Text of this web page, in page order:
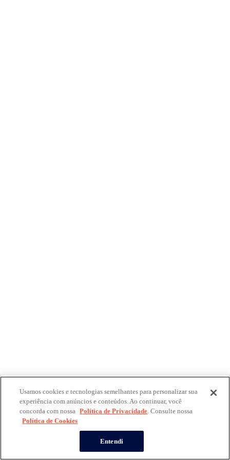
Usamos cookies e tecnologias semelhantes para personalizar sua
experiência com anúncios e conteúdos. Ao continuar, você
concorda com nossa Política de Privacidade. Consulte nossa
Política de Cookies
Entendi